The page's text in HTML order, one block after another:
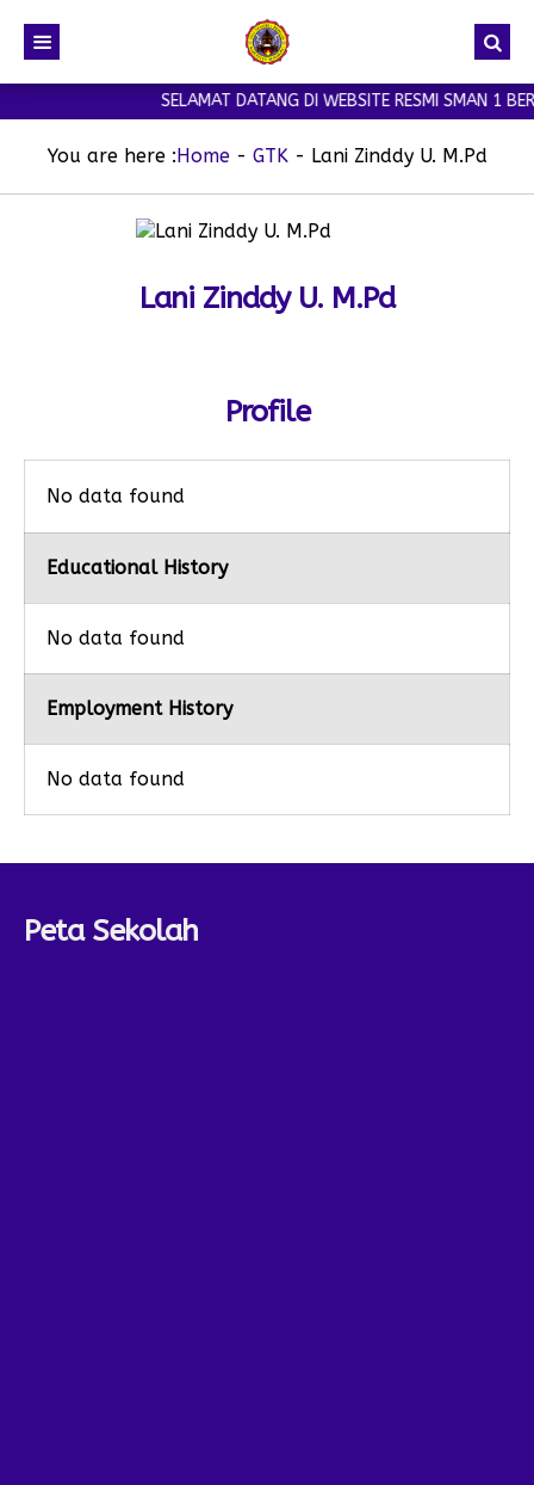
SELAMAT DATANG DI WEBSITE RESMI SMAN 1
You are here :Home- GTK- Lani Zinddy U. M.Pd
Lani Zinddy U. M.Pd
Profile
No data found
Educational History
No data found
Employment History
No data found
Peta Sekolah